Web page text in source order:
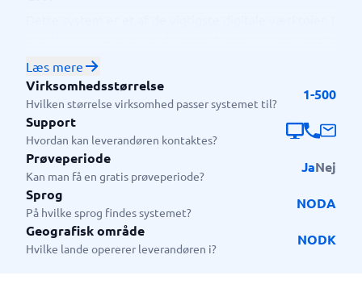
at gavne håndværkeren. Når alt ligger digitalt og
bliver gemt og uploadet i realtid, kan hele
virksomheden følge med i status, økonomi og
planlægning. Tilsammen får alle i virksomheden en
nemmere hverdag med mindre administrativt
arbejde. Så kan I bruge tiden til det, der driver jer.
Læs mere
Virksomhedsstørrelse
Hvilken størrelse virksomhed passer systemet til?
1-500
Support
Hvordan kan leverandøren kontaktes?
Prøveperiode
Kan man få en gratis prøveperiode?
JaNej
Sprog
På hvilke sprog findes systemet?
NODA
Geografisk område
Hvilke lande opererer leverandøren i?
NODK